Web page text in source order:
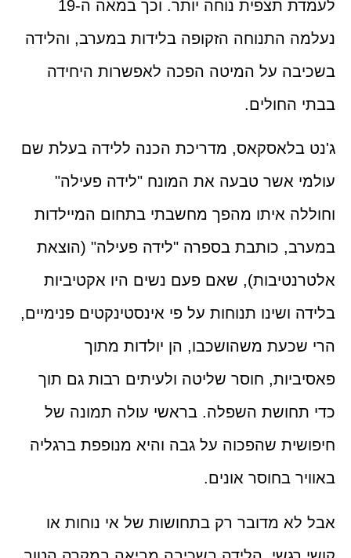
לעמדת תצפית נוחה יותר. וכך במאה ה-19
נעלמה התנוחה הזקופה בלידות במערב, והלידה
בשכיבה על המיטה הפכה לאפשרות היחידה
בבתי החולים.
ג'נט בלאסקאס, מדריכת הכנה ללידה בעלת שם
עולמי אשר טבעה את המונח "לידה פעילה"
וחוללה איתו מהפך מחשבתי בתחום המיילדות
במערב, כותבת בספרה "לידה פעילה" (הוצאת
אלטרנטיבות), שאם פעם נשים היו אקטיביות
בלידה ושינו תנוחות על פי אינסטינקטים פנימיים,
הרי שכעת משהושכבו, הן יולדות מתוך
פאסיביות, חוסר שליטה ולעיתים רבות גם תוך
כדי תחושת השפלה. בראשי עולה תמונה של
חיפושית שהפכוה על גבה והיא מנופפת ברגליה
באוויר בחוסר אונים.
אבל לא מדובר רק בתחושות של אי נוחות או